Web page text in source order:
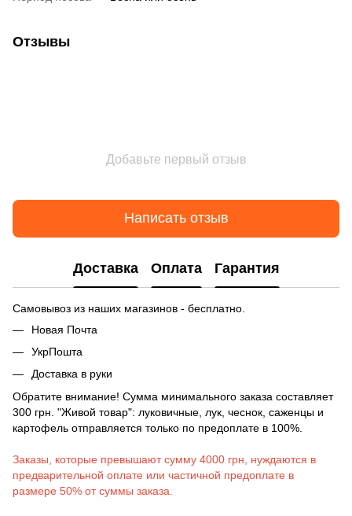
Отзывы
Добавьте первый отзыв
Написать отзыв
Доставка Оплата Гарантия
Самовывоз из наших магазинов - бесплатно.
Новая Почта
УкрПошта
Доставка в руки
Обратите внимание! Сумма минимального заказа составляет
300 грн. "Живой товар": луковичные, лук, чеснок, саженцы и
картофель отправляется только по предоплате в 100%.
Заказы, которые превышают сумму 4000 грн, нуждаются в
предварительной оплате или частичной предоплате в
размере 50% от суммы заказа.